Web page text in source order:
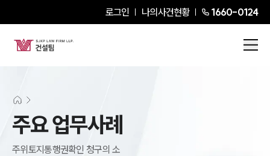
로그인 나의사건현황 1660-0124
주요 업무사례
주위토지통행권확인 청구의 소